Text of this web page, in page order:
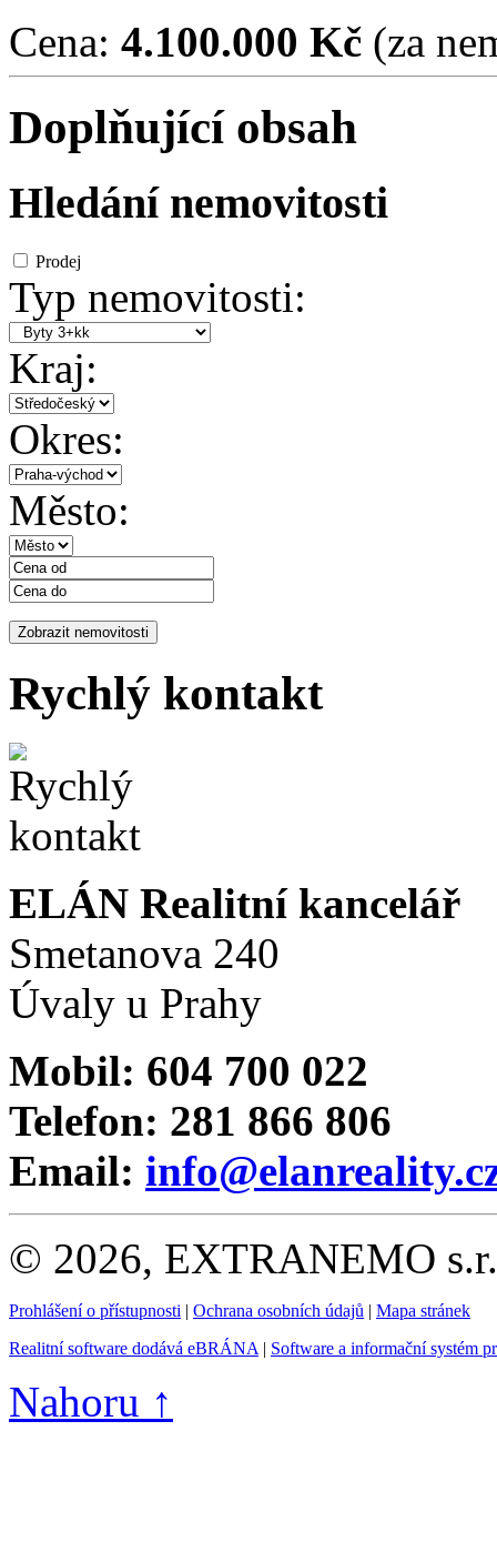
Cena: 4.100.000 Kč (za
Doplňující obsah
Hledání nemovitosti
Prodej
Typ nemovitosti:
Kraj:
Okres:
Město:
Rychlý kontakt
ELÁN Realitní kancelář
Smetanova 240
Úvaly u Prahy
Mobil: 604 700 022
Telefon: 281 866 806
Email:
© 2026, EXTRANEMO
Prohlášení o přístupnosti | Ochrana osobních údajů | Mapa stránek
Realitní software dodává eBRÁNA | Software a informační systém
Nahoru ↑